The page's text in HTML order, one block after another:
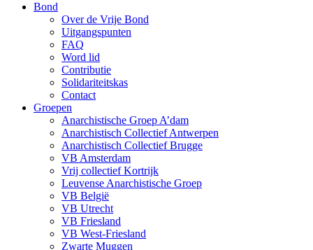
Bond
Over de Vrije Bond
Uitgangspunten
FAQ
Word lid
Contributie
Solidariteitskas
Contact
Groepen
Anarchistische Groep A’dam
Anarchistisch Collectief Antwerpen
Anarchistisch Collectief Brugge
VB Amsterdam
Vrij collectief Kortrijk
Leuvense Anarchistische Groep
VB België
VB Utrecht
VB Friesland
VB West-Friesland
Zwarte Muggen